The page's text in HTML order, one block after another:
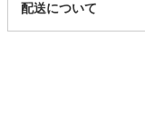
家電・照明器具
13700098
配送について